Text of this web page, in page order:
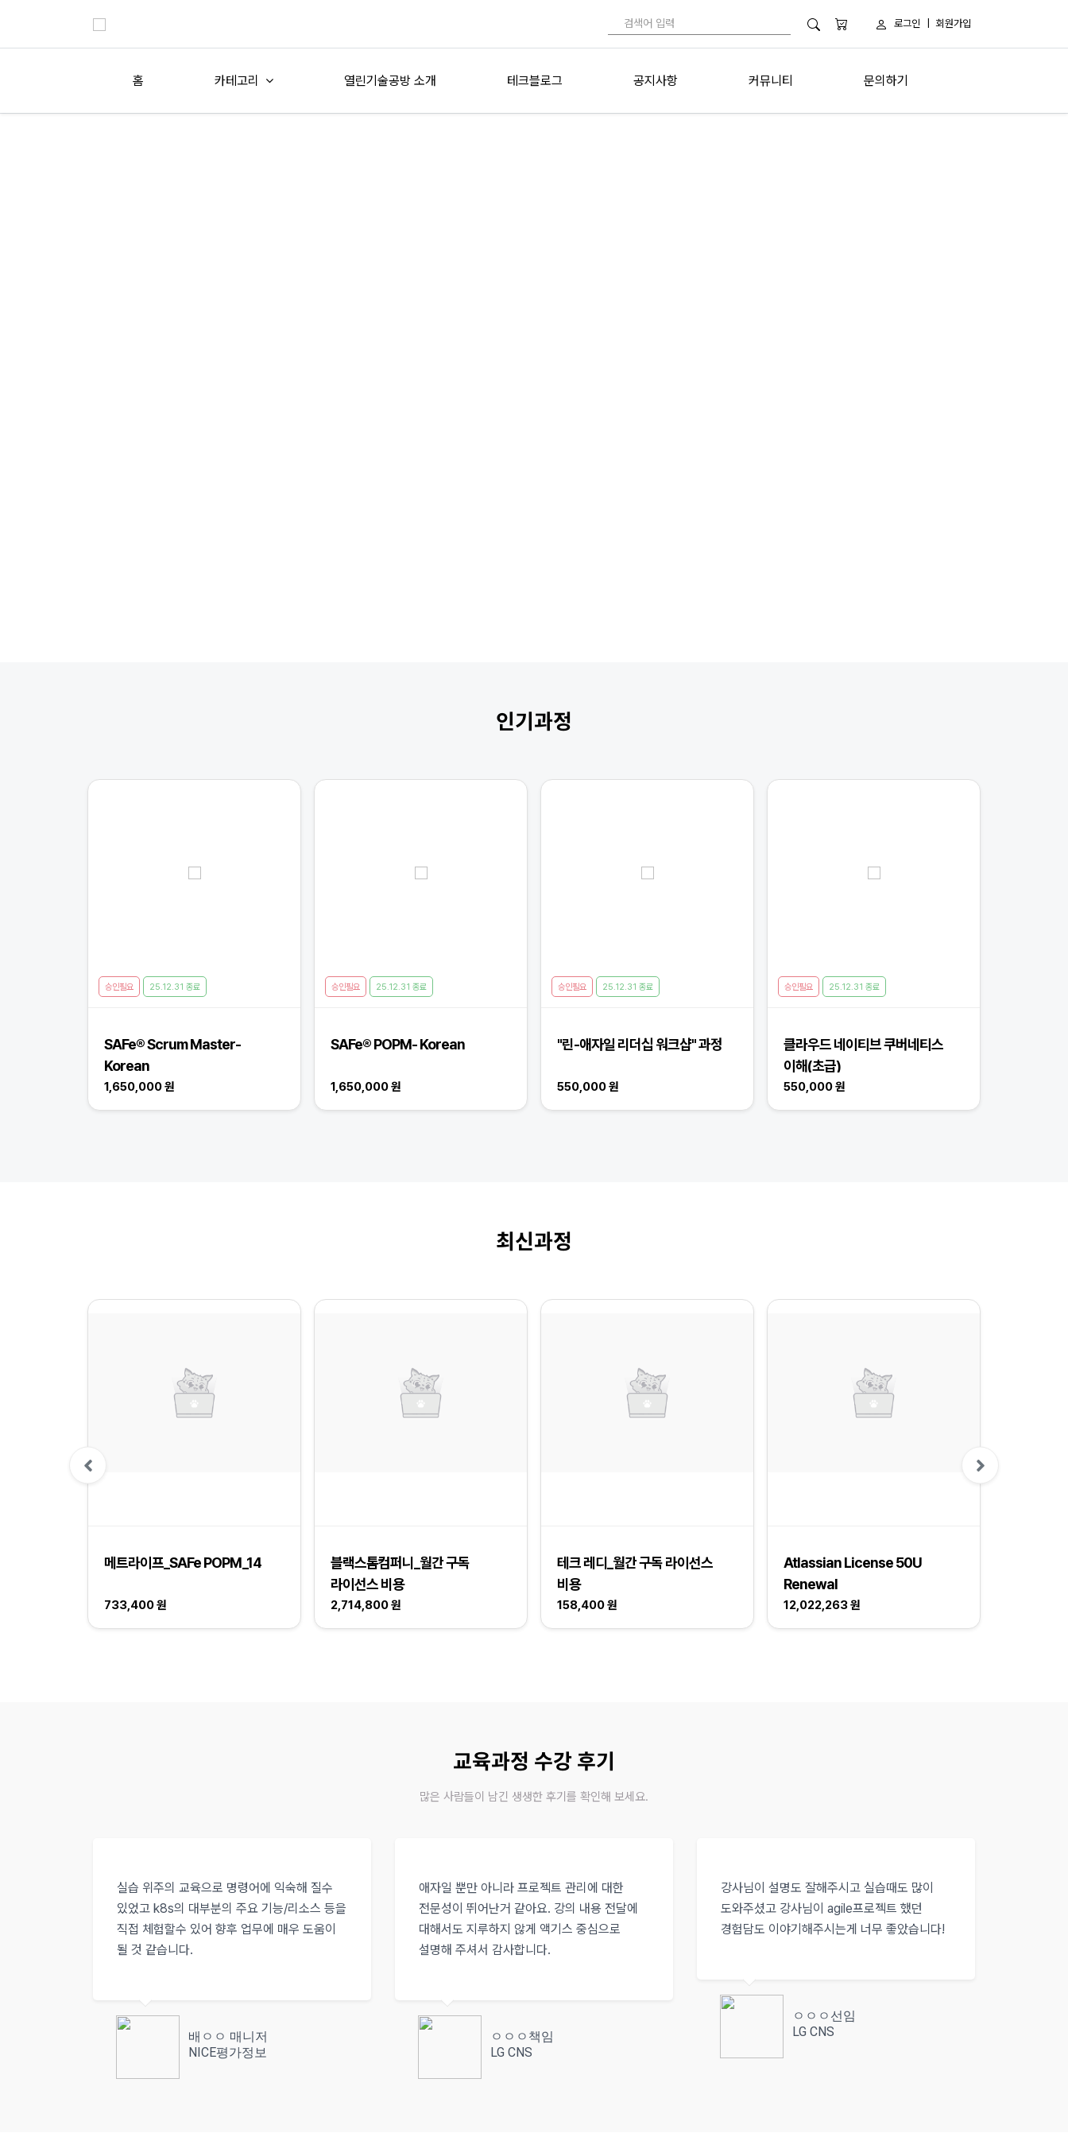
로그인 회원가입
홈 카테고리 열린기술공방 소개 테크블로그 공지사항 커뮤니티 문의하기
인기과정
승인필요 25.12.31 종료
SAFe® Scrum Master-
Korean
1,650,000 원
승인필요 25.12.31 종료
SAFe® POPM- Korean
1,650,000 원
승인필요 25.12.31 종료
"린-애자일 리더십 워크샵" 과정
550,000 원
승인필요 25.12.31 종료
클라우드 네이티브 쿠버네티스
이해(초급)
550,000 원
최신과정
메트라이프_SAFe POPM_14
733,400 원
블랙스톰컴퍼니_월간 구독
라이선스 비용
2,714,800 원
테크 레디_월간 구독 라이선스
비용
158,400 원
Atlassian License 50U
Renewal
12,022,263 원
교육과정 수강 후기
많은 사람들이 남긴 생생한 후기를 확인해 보세요.
실습 위주의 교육으로 명령어에 익숙해 질수
있었고 k8s의 대부분의 주요 기능/리소스 등을
직접 체험할수 있어 향후 업무에 매우 도움이
될 것 같습니다.
배ㅇㅇ 매니저
NICE평가정보
애자일 뿐만 아니라 프로젝트 관리에 대한
전문성이 뛰어난거 같아요. 강의 내용 전달에
대해서도 지루하지 않게 액기스 중심으로
설명해 주셔서 감사합니다.
ㅇㅇㅇ책임
LG CNS
강사님이 설명도 잘해주시고 실습때도 많이
도와주셨고 강사님이 agile프로젝트 했던
경험담도 이야기해주시는게 너무 좋았습니다!
ㅇㅇㅇ선임
LG CNS